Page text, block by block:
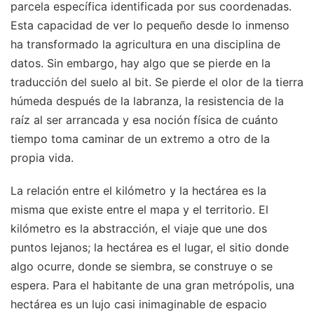
parcela específica identificada por sus coordenadas.
Esta capacidad de ver lo pequeño desde lo inmenso
ha transformado la agricultura en una disciplina de
datos. Sin embargo, hay algo que se pierde en la
traducción del suelo al bit. Se pierde el olor de la tierra
húmeda después de la labranza, la resistencia de la
raíz al ser arrancada y esa noción física de cuánto
tiempo toma caminar de un extremo a otro de la
propia vida.
La relación entre el kilómetro y la hectárea es la
misma que existe entre el mapa y el territorio. El
kilómetro es la abstracción, el viaje que une dos
puntos lejanos; la hectárea es el lugar, el sitio donde
algo ocurre, donde se siembra, se construye o se
espera. Para el habitante de una gran metrópolis, una
hectárea es un lujo casi inimaginable de espacio